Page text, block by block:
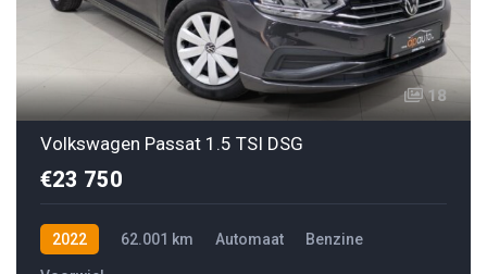
18
Volkswagen Passat 1.5 TSI DSG
€23 750
2022 62.001 km Automaat Benzine